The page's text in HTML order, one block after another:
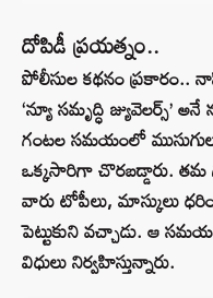
దోపిడీ ప్రయత్నం..
పోలీసుల కథనం
‘న్యూ సమృద్ధి జ్యువెలర్స్’
గంటల సమయంలో
ఒక్కసారిగా చొరబడ్డారు. తమ
వారు టోపీలు, మాస్కులు
పెట్టుకుని వచ్చాడు. ఆ
విధులు నిర్వహిస్తున్నారు.